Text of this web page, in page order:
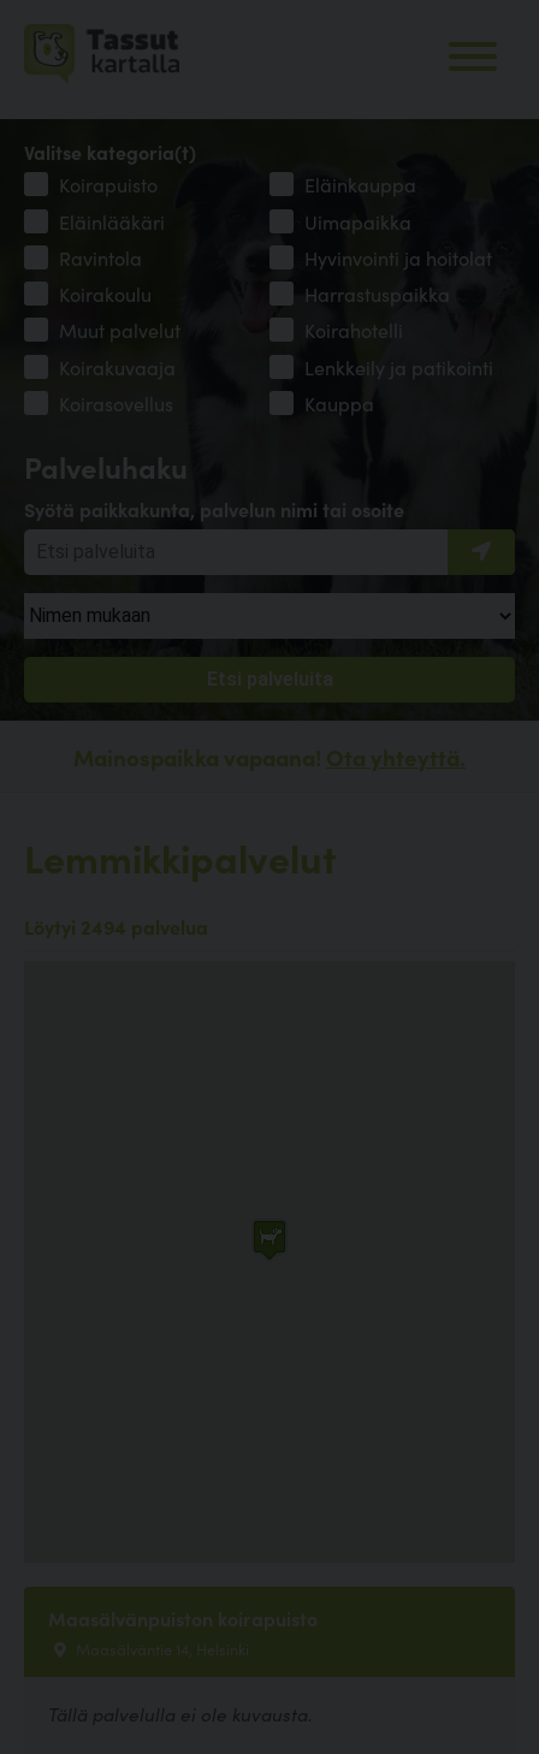
Palveluhaku
Syötä paikkakunta, palvelun nimi tai osoite
Valitse kategoria(t)
Koirapuisto
Eläinkauppa
Eläinlääkäri
Uimapaikka
Ravintola
Hyvinvointi ja hoitolat
Koirakoulu
Harrastuspaikka
Muut palvelut
Koirahotelli
Koirakuvaaja
Lenkkeily ja patikointi
Koirasovellus
Kauppa
Mainospaikka vapaana! Ota yhteyttä.
Lemmikkipalvelut
Löytyi 2494 palvelua
Maasälvänpuiston koirapuisto
Maasälväntie 14, Helsinki
Tällä palvelulla ei ole kuvausta.